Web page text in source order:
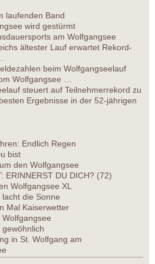
laufenden Band
wird gestürmt
am Wolfgangsee
ältester Lauf erwartet Rekord-
beim Wolfgangseelauf
Wolfgangsee …
steuert auf Teilnehmerrekord zu
Ergebnisse in der 52-jährigen
Endlich Regen
bist
den Wolfgangsee
ERINNERST DU DICH? (72)
Wolfgangsee XL
die Sonne
Mal Kaiserwetter
in St. Wolfgang am